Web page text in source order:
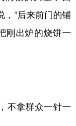
，“后来前门的铺
刚出炉的烧饼一
不拿群众一针一